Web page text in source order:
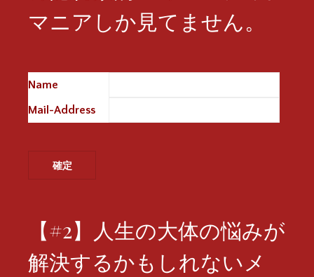
マニアしか見てません。
Name
Mail-Address
【#2】人生の大体の悩みが
解決するかもしれないメ